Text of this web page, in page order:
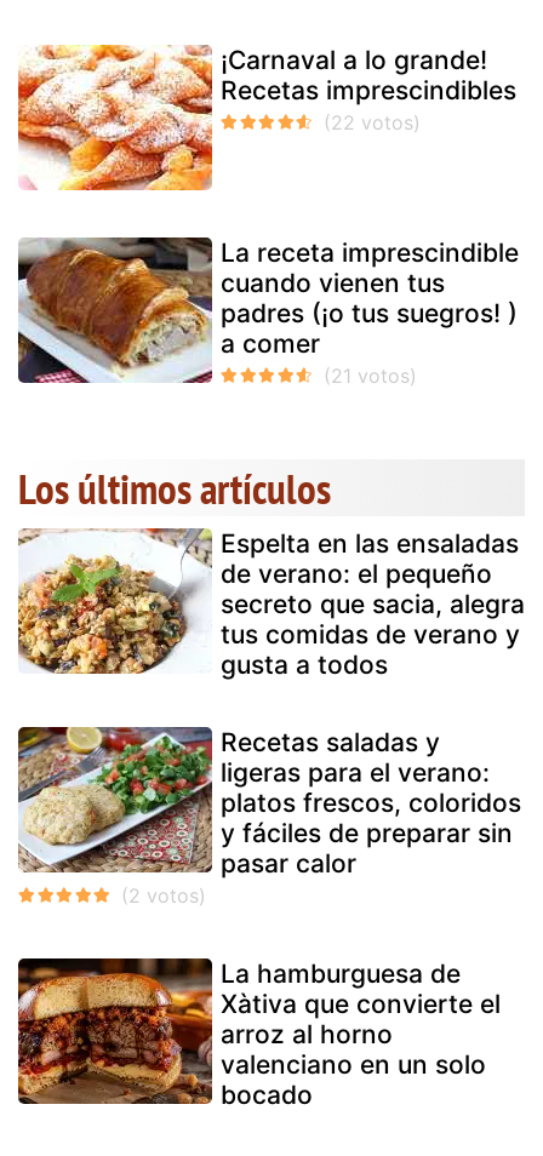
¡Carnaval a lo grande!
Recetas imprescindibles
La receta imprescindible
cuando vienen tus
padres (¡o tus suegros! )
a comer
Los últimos artículos
Espelta en las ensaladas
de verano: el pequeño
secreto que sacia, alegra
tus comidas de verano y
gusta a todos
Recetas saladas y
ligeras para el verano:
platos frescos, coloridos
y fáciles de preparar sin
pasar calor
La hamburguesa de
Xàtiva que convierte el
arroz al horno
valenciano en un solo
bocado